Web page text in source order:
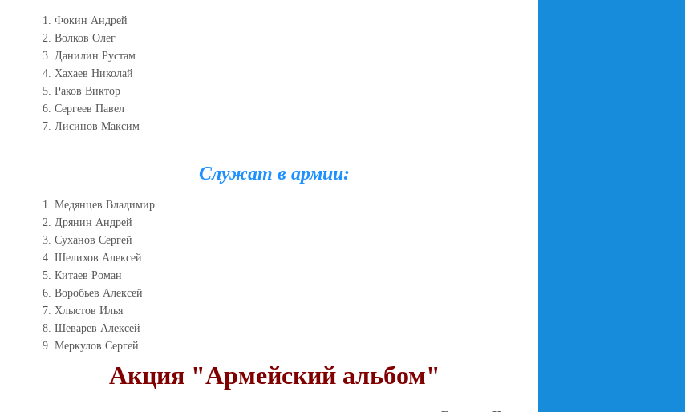
Фокин Андрей
Волков Олег
Данилин Рустам
Хахаев Николай
Раков Виктор
Сергеев Павел
Лисинов Максим
Служат в армии:
Медянцев Владимир
Дрянин Андрей
Суханов Сергей
Шелихов Алексей
Китаев Роман
Воробьев Алексей
Хлыстов Илья
Шеварев Алексей
Меркулов Сергей
Акция "Армейский альбом"
31.08.2024
Управление образованием
администрации Мокшанского района
СОСТОЯЛСЯ ТУРНИР ПО УЛИЧНОМУ
БАСКЕТБОЛУ СРЕДИ МОЛОДЕЖНЫХ